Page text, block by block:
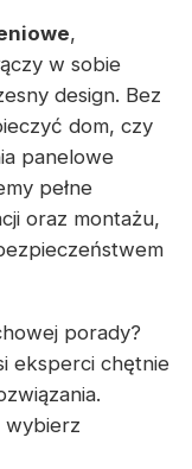
,
w sobie
design. Bez
dom, czy
panelowe
pełne
oraz montażu,
porady?
eksperci chętnie
wybierz